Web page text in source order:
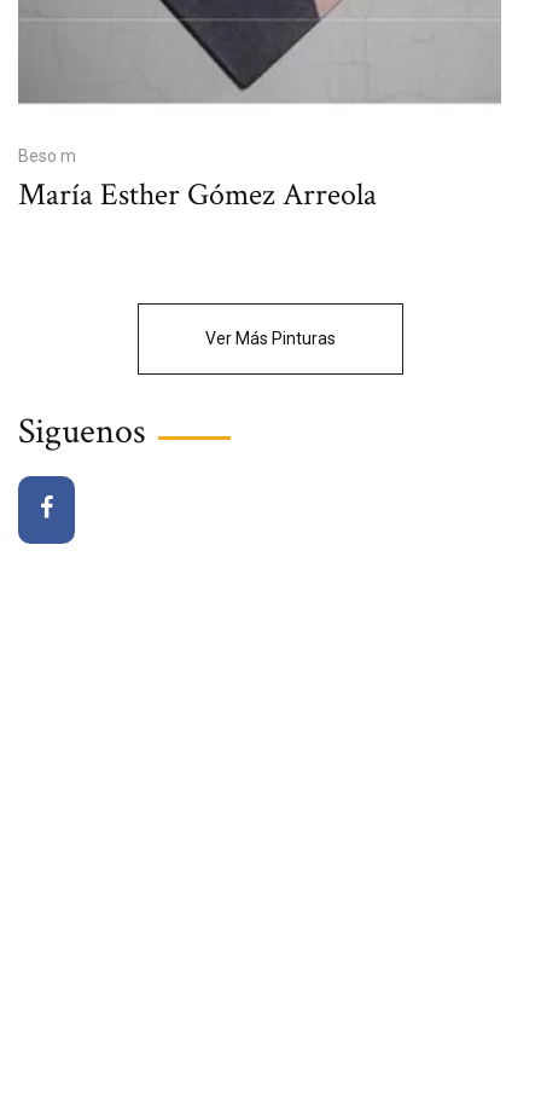
Beso m
María Esther Gómez Arreola
Ver Más Pinturas
Siguenos